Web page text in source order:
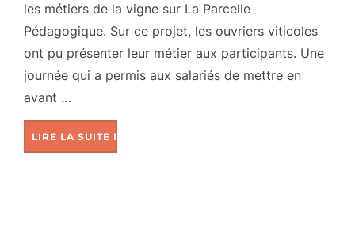
les métiers de la vigne sur La Parcelle
Pédagogique. Sur ce projet, les ouvriers viticoles
ont pu présenter leur métier aux participants. Une
journée qui a permis aux salariés de mettre en
avant …
LIRE LA SUITE DE